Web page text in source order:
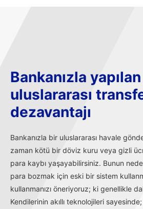
Bankanızla yapılan
uluslararası
dezavantajı
Bankanızla bir uluslararası havale
zaman kötü bir döviz kuru veya gizli
para kaybı yaşayabilirsiniz. Bunun
para bozmak için eski bir sistem
kullanmanızı öneriyoruz; ki genellikle
Kendilerinin akıllı teknolojileri sayesinde;